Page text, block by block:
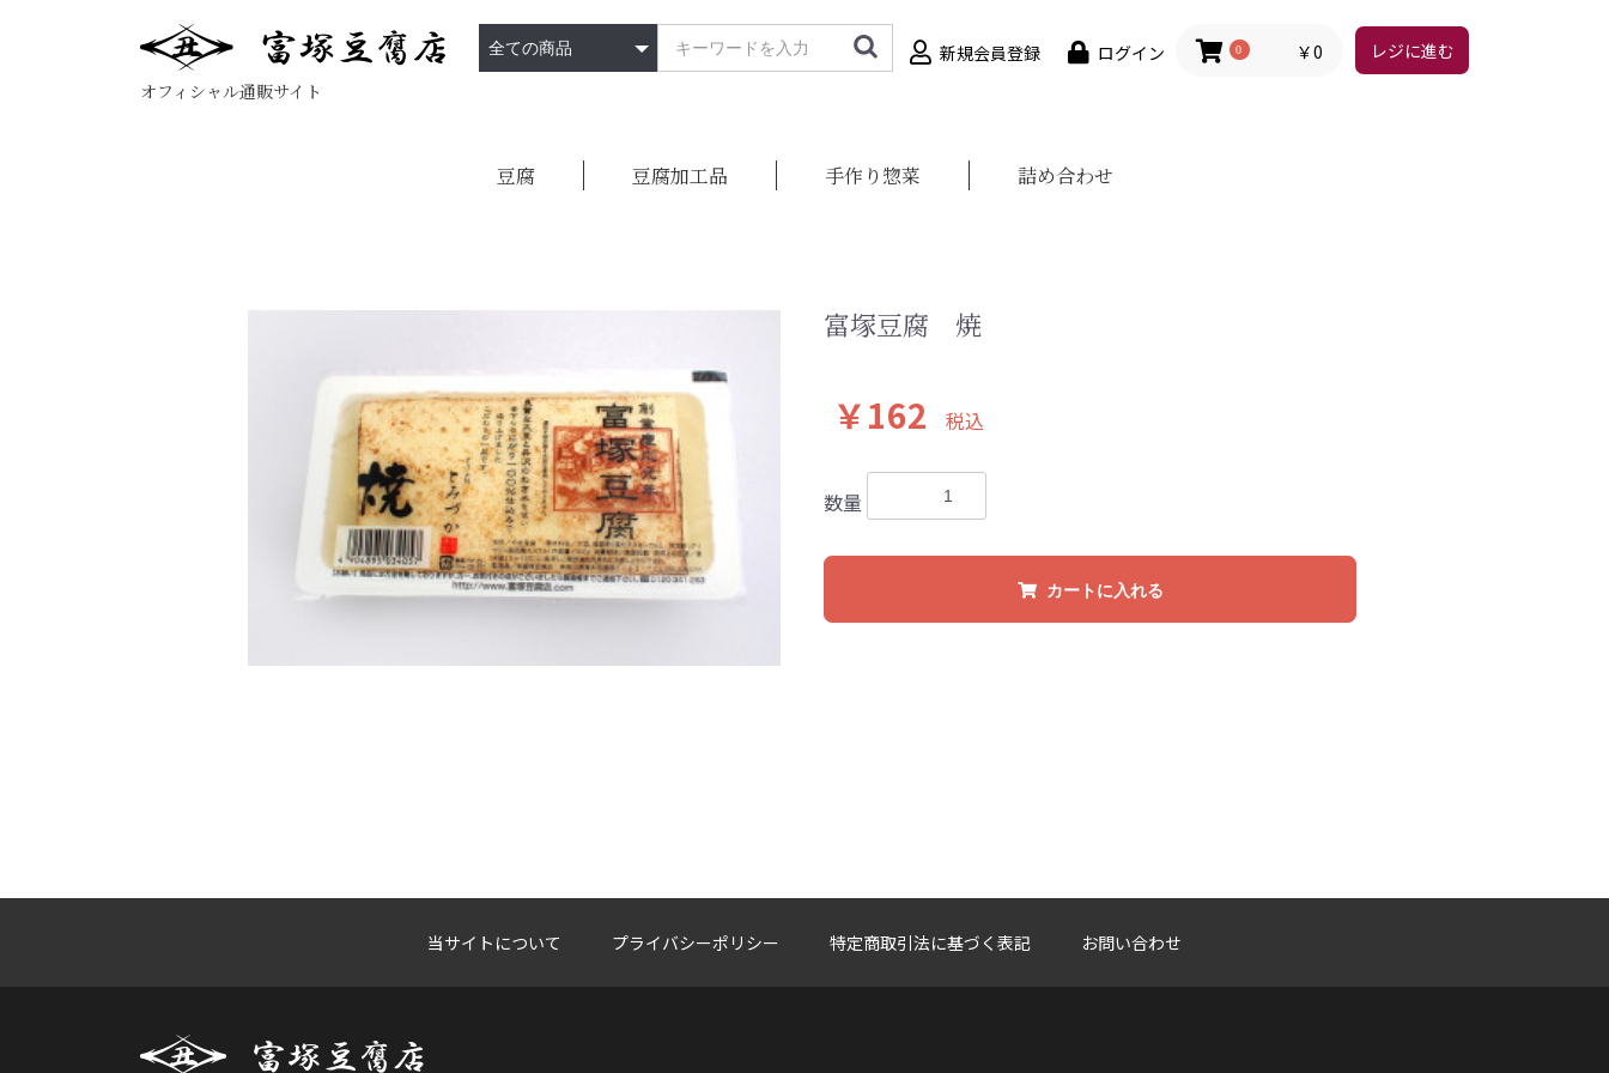
オフィシャル通販サイト
新規会員登録 ログイン 0 ￥0 レジに進む
豆腐 豆腐加工品 手作り惣菜 詰め合わせ
富塚豆腐 焼
￥162 税込
数量
カートに入れる
当サイトについて プライバシーポリシー 特定商取引法に基づく表記 お問い合わせ